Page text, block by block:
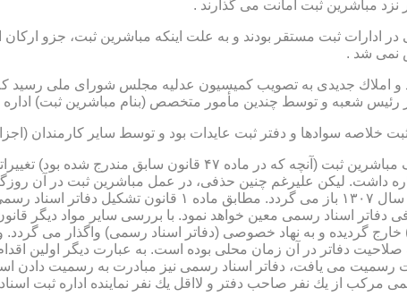
مباشرین ثبت امانت می گذارند .
ادارات ثبت مستقر بودند و به علت اینكه مباشرین ثبت، جزو
نمی شد .
قانون یاد شده، در شرح وظائف مباشرین ثبت
داشت. لیكن علیرغم چنین حذفی، در عمل مباشرین ثبت در آن
دفاتر اسناد رسمی معین خواهد نمود. با بررسی سایر مواد دیگر
خارج گردیده و به نهاد خصوصی (دفاتر اسناد رسمی) واگذار می
ثبت رسمیت می یافت، دفاتر اسناد رسمی نیز مبادرت به رسمیت دادن